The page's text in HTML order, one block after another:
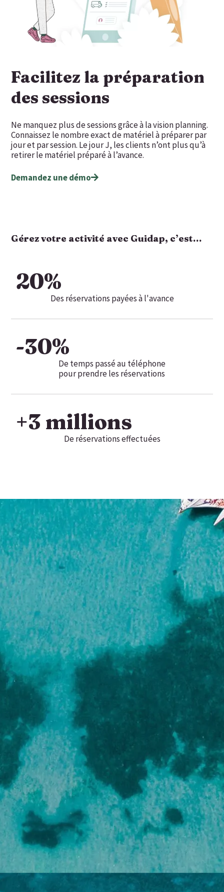
Facilitez la préparation
des sessions
Ne manquez plus de sessions grâce à la vision planning.
Connaissez le nombre exact de matériel à préparer par
jour et par session. Le jour J, les clients n’ont plus qu’à
retirer le matériel préparé à l’avance.
Demandez une démo
Gérez votre activité avec Guidap, c’est…
Des réservations payées à l'avance
20%
De temps passé au téléphone
pour prendre les réservations
-30%
De réservations effectuées
+3 millions